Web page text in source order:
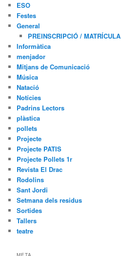
ESO
Festes
General
PREINSCRIPCIÓ / MATRÍCULA
Informàtica
menjador
Mitjans de Comunicació
Música
Natació
Notícies
Padrins Lectors
plàstica
pollets
Projecte
Projecte PATIS
Projecte Pollets 1r
Revista El Drac
Rodolins
Sant Jordi
Setmana dels residus
Sortides
Tallers
teatre